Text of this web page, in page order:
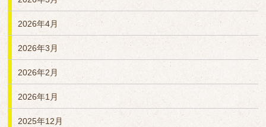
2026年4月
2026年3月
2026年2月
2026年1月
2025年12月